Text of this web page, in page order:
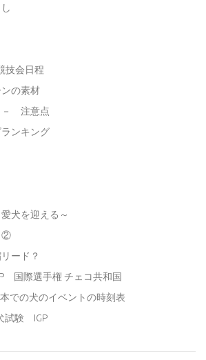
技会日程
の素材
注意点
ンキング
犬を迎える～
②
ード？
国際選手権 チェコ共和国
での犬のイベントの時刻表
試験 IGP